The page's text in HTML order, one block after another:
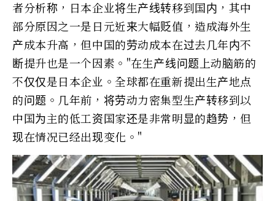
者分析称，日本企业将生产线转移到国内，其中
部分原因之一是日元近来大幅贬值，造成海外生
产成本升高，但中国的劳动成本在过去几年内不
断提升也是一个因素。"在生产线问题上动脑筋的
不仅仅是日本企业。全球都在重新提出生产地点
的问题。几年前，将劳动力密集型生产转移到以
中国为主的低工资国家还是非常明显的趋势，但
现在情况已经出现变化。"